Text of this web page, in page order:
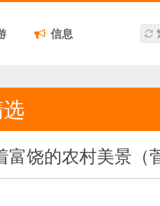
信息
饶的农村美景（